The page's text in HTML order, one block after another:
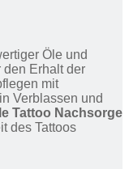
Öle und
den Erhalt der
mit
Verblassen und
Tattoo Nachsorge
des Tattoos